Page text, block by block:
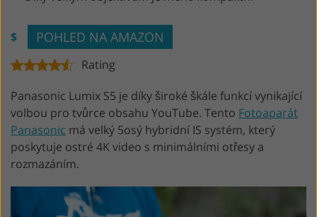
$ POHLED NA AMAZON
Rating
Panasonic Lumix S5 je díky široké škále funkcí vynikající
volbou pro tvůrce obsahu YouTube. Tento Fotoaparát
Panasonic má velký 5osý hybridní IS systém, který
poskytuje ostré 4K video s minimálními otřesy a
rozmazáním.